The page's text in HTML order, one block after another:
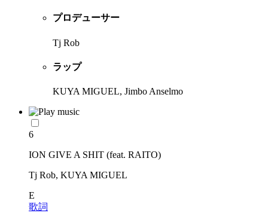
プロデューサー
Tj Rob
ラップ
KUYA MIGUEL, Jimbo Anselmo
6
ION GIVE A SHIT (feat. RAITO)
Tj Rob, KUYA MIGUEL
E
歌詞